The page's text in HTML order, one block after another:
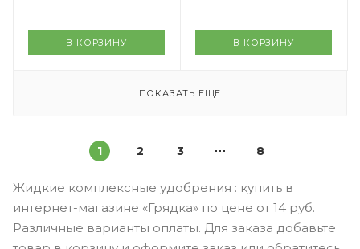
В КОРЗИНУ В КОРЗИНУ
ПОКАЗАТЬ ЕЩЕ
1 2 3 8
Жидкие комплексные удобрения : купить в
интернет-магазине «Грядка» по цене от 14 руб.
Различные варианты оплаты. Для заказа добавьте